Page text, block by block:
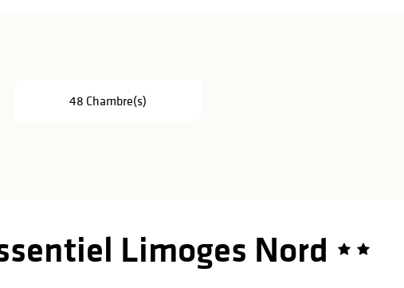
48 Chambre(s)
Limoges Nord